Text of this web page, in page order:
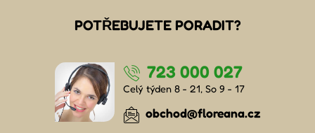
Kam doručujeme květiny
Cena za doručení květin
Doručení květin sledujete online
Kdo jsou lidé, kteří doručují kytice
Odkud květiny doručujeme
POTŘEBUJETE PORADIT?
723 000 027
Celý týden 8 - 21, So 9 - 17
obchod@floreana.cz